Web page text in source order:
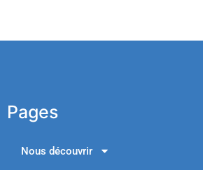
Pages
Nous découvrir